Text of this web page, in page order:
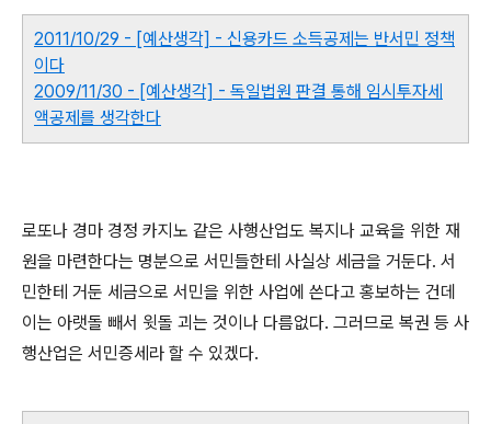
2011/10/29 - [예산생각] - 신용카드 소득공제는 반서민 정책
이다
2009/11/30 - [예산생각] - 독일법원 판결 통해 임시투자세
액공제를 생각한다
로또나 경마 경정 카지노 같은 사행산업도 복지나 교육을 위한 재
원을 마련한다는 명분으로 서민들한테 사실상 세금을 거둔다. 서
민한테 거둔 세금으로 서민을 위한 사업에 쓴다고 홍보하는 건데
이는 아랫돌 빼서 윗돌 괴는 것이나 다름없다. 그러므로 복권 등 사
행산업은 서민증세라 할 수 있겠다.